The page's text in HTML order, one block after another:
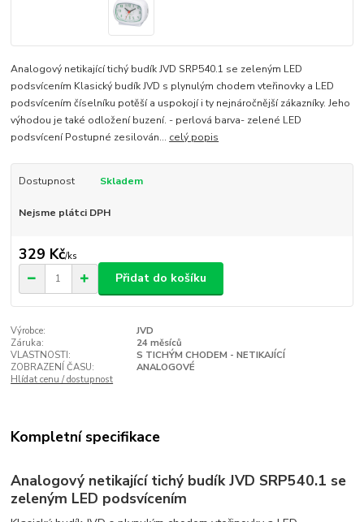
Analogový netikající tichý budík JVD SRP540.1 se zeleným LED
podsvícením Klasický budík JVD s plynulým chodem vteřinovky a LED
podsvícením číselníku potěší a uspokojí i ty nejnáročnější zákazníky. Jeho
výhodou je také odložení buzení. - perlová barva- zelené LED
podsvícení Postupné zesilován... celý popis
Dostupnost Skladem
Nejsme plátci DPH
329 Kč/ks
Přidat do košíku
Výrobce:
JVD
Záruka:
24 měsíců
VLASTNOSTI:
S TICHÝM CHODEM - NETIKAJÍCÍ
ZOBRAZENÍ ČASU:
ANALOGOVÉ
Hlídat cenu / dostupnost
Kompletní specifikace
Analogový netikající tichý budík JVD SRP540.1 se
zeleným LED podsvícením